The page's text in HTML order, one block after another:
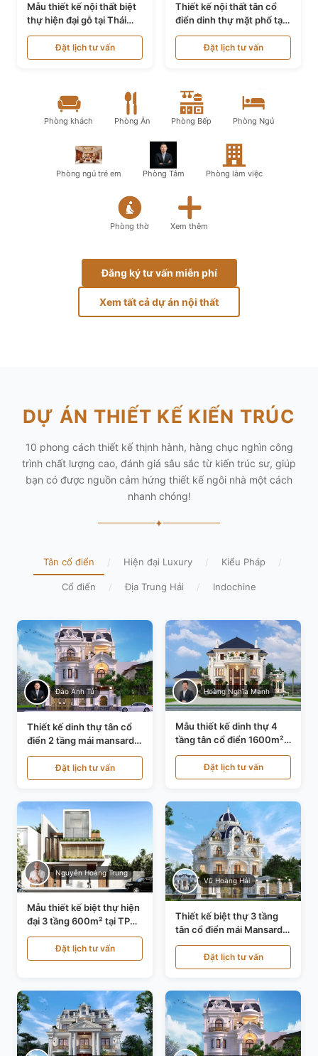
Mẫu thiết kế nội thất biệt
thự hiện đại gỗ tại Thái
Bình NT9188719
Đặt lịch tư vấn
Thiết kế nội thất tân cổ
điển dinh thự mặt phố tại
Quảng Ninh NT24531
Đặt lịch tư vấn
Phòng khách Phòng Ăn Phòng Bếp Phòng Ngủ
Phòng ngủ trẻ em Phòng Tắm Phòng làm việc
Phòng thờ Xem thêm
Đăng ký tư vấn miễn phí
Xem tất cả dự án nội thất
DỰ ÁN THIẾT KẾ KIẾN TRÚC
10 phong cách thiết kế thịnh hành, hàng chục nghìn công
trình chất lượng cao, đánh giá sâu sắc từ kiến trúc sư, giúp
bạn có được nguồn cảm hứng thiết kế ngôi nhà một cách
nhanh chóng!
✦
Tân cổ điển / Hiện đại Luxury / Kiểu Pháp /
Cổ điển / Địa Trung Hải / Indochine
Đào Anh Tú
Thiết kế dinh thự tân cổ
điển 2 tầng mái mansard
tại Bắc Ninh KT20084
Đặt lịch tư vấn
Hoàng Nghĩa Mạnh
Mẫu thiết kế dinh thự 4
tầng tân cổ điển 1600m²
tại Thanh Hóa KT20071
Đặt lịch tư vấn
Nguyễn Hoàng Trung
Mẫu thiết kế biệt thự hiện
đại 3 tầng 600m² tại TP
Hồ Chí Minh KT24602
Đặt lịch tư vấn
Vũ Hoàng Hải
Thiết kế biệt thự 3 tầng
tân cổ điển mái Mansard
tại Thanh Hóa KT23104
Đặt lịch tư vấn